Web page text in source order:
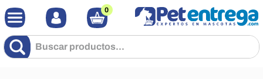
0
Buscar productos...